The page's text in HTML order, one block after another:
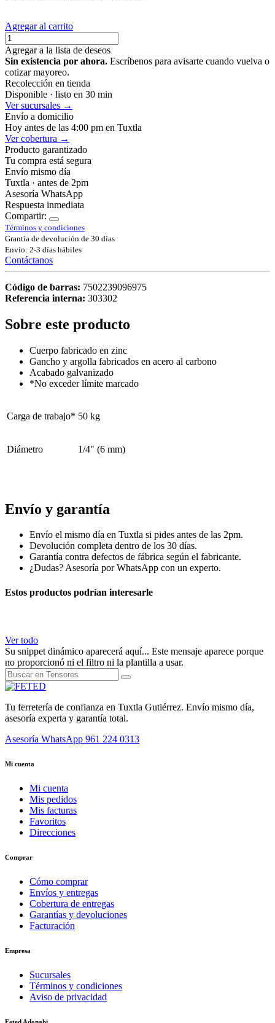
Agregar al carrito
Agregar a la lista de deseos
Sin existencia por ahora. Escríbenos para avisarte cuando vuelva o
cotizar mayoreo.
Recolección en tienda
Disponible · listo en 30 min
Ver sucursales →
Envío a domicilio
Hoy antes de las 4:00 pm en Tuxtla
Ver cobertura →
Producto garantizado
Tu compra está segura
Envío mismo día
Tuxtla · antes de 2pm
Asesoría WhatsApp
Respuesta inmediata
Compartir:
Términos y condiciones
Grantía de devolución de 30 días
Envío: 2-3 días hábiles
Contáctanos
Código de barras: 7502239096975
Referencia interna: 303302
Sobre este producto
Cuerpo fabricado en zinc
Gancho y argolla fabricados en acero al carbono
Acabado galvanizado
*No exceder límite marcado
Carga de trabajo* 50 kg
Diámetro 1/4" (6 mm)
Envío y garantía
Envío el mismo día en Tuxtla si pides antes de las 2pm.
Devolución completa dentro de los 30 días.
Garantía contra defectos de fábrica según el fabricante.
¿Dudas? Asesoría por WhatsApp con un experto.
Estos productos podrían interesarle
Ver todo
Su snippet dinámico aparecerá aquí... Este mensaje aparece porque
no proporcionó ni el filtro ni la plantilla a usar.
Tu ferretería de confianza en Tuxtla Gutiérrez. Envío mismo día,
asesoría experta y garantía total.
Asesoría WhatsApp 961 224 0313
Mi cuenta
Mi cuenta
Mis pedidos
Mis facturas
Favoritos
Direcciones
Comprar
Cómo comprar
Envíos y entregas
Cobertura de entregas
Garantías y devoluciones
Facturación
Empresa
Sucursales
Términos y condiciones
Aviso de privacidad